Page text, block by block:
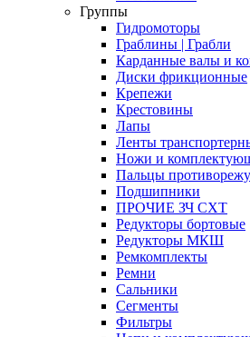
Группы
Гидромоторы
Граблины | Грабли
Карданные валы и
Диски фрикционные
Крепежи
Крестовины
Лапы
Ленты
Ножи и
Пальцы
Подшипники
ПРОЧИЕ ЗЧ СХТ
Редукторы бортовые
Редукторы МКШ
Ремкомплекты
Ремни
Сальники
Сегменты
Фильтры